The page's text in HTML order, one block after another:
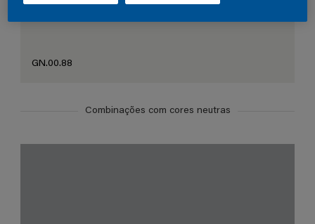
GN.00.88
Combinações com cores neutras